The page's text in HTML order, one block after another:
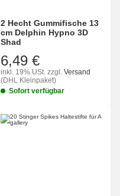
2 Hecht Gummifische 13
cm Delphin Hypno 3D
Shad
6,49 €
inkl. 19% USt. zzgl. Versand
(DHL Kleinpaket)
Sofort verfügbar